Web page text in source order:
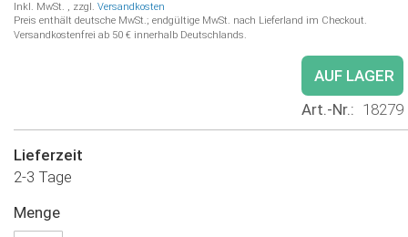
Inkl. MwSt. , zzgl. Versandkosten
Preis enthält deutsche MwSt.; endgültige MwSt. nach Lieferland im Checkout.
Versandkostenfrei ab 50 € innerhalb Deutschlands.
AUF LAGER
Art.-Nr.
18279
Lieferzeit
2-3 Tage
Menge